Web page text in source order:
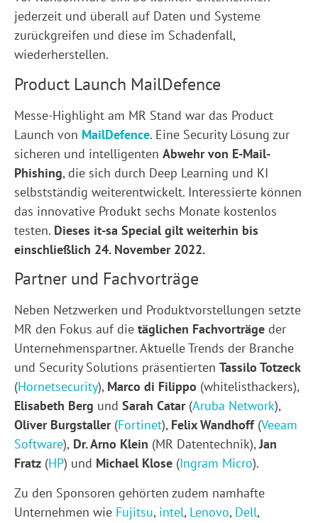
jederzeit und überall auf Daten und Systeme
zurückgreifen und diese im Schadenfall,
wiederherstellen.
Product Launch MailDefence
Messe-Highlight am MR Stand war das Product
Launch von MailDefence. Eine Security Lösung zur
sicheren und intelligenten Abwehr von E-Mail-
Phishing, die sich durch Deep Learning und KI
selbstständig weiterentwickelt. Interessierte können
das innovative Produkt sechs Monate kostenlos
testen. Dieses it-sa Special gilt weiterhin bis
einschließlich 24. November 2022.
Partner und Fachvorträge
Neben Netzwerken und Produktvorstellungen setzte
MR den Fokus auf die täglichen Fachvorträge der
Unternehmenspartner. Aktuelle Trends der Branche
und Security Solutions präsentierten Tassilo Totzeck
(Hornetsecurity), Marco di Filippo (whitelisthackers),
Elisabeth Berg und Sarah Catar(Aruba Network),
Oliver Burgstaller(Fortinet), Felix Wandhoff(Veeam
Software), Dr. Arno Klein (MR Datentechnik),Jan
Fratz (HP) und Michael Klose (Ingram Micro).
Zu den Sponsoren gehörten zudem namhafte
Unternehmen wie Fujitsu, intel, Lenovo, Dell,